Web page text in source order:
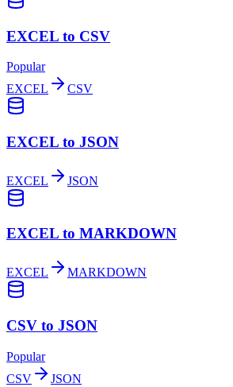
EXCEL to CSV
Popular
EXCEL
CSV
EXCEL to JSON
EXCEL JSON
EXCEL to MARKDOWN
EXCEL MARKDOWN
CSV to JSON
Popular
CSV
JSON